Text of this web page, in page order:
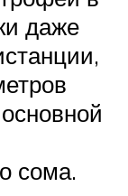
даже
сома.